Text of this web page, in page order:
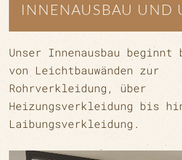
INNENAUSBAU UND
Unser Innenausbau
von Leichtbauwänden zur
Rohrverkleidung, über
Heizungsverkleidung bis
Laibungsverkleidung.